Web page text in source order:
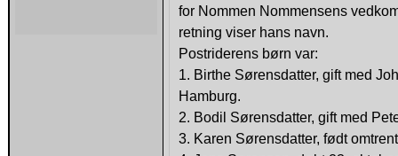
for Nommen Nommensens
retning viser hans navn.
Postriderens børn var:
1. Birthe Sørensdatter, gift med
Hamburg.
2. Bodil Sørensdatter, gift med
3. Karen Sørensdatter, født